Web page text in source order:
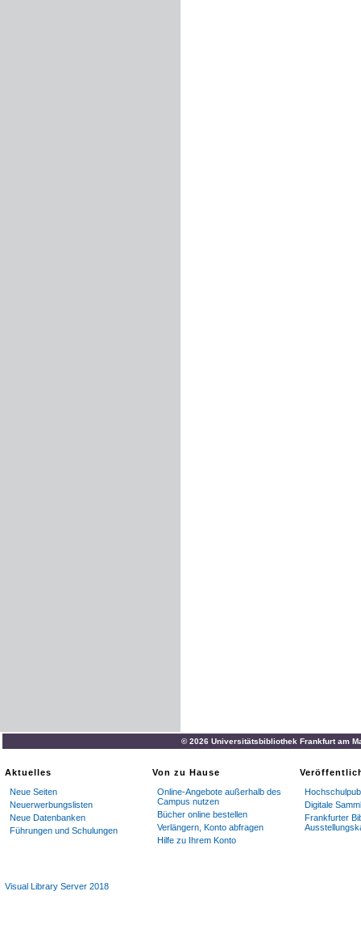
© 2026 Universitätsbibliothek Frankfurt am
Aktuelles
Neue Seiten
Neuerwerbungslisten
Neue Datenbanken
Führungen und Schulungen
Von zu Hause
Online-Angebote außerhalb des
Campus nutzen
Bücher online bestellen
Verlängern, Konto abfragen
Hilfe zu Ihrem Konto
Digitale
Frankfurter
Visual Library Server 2018